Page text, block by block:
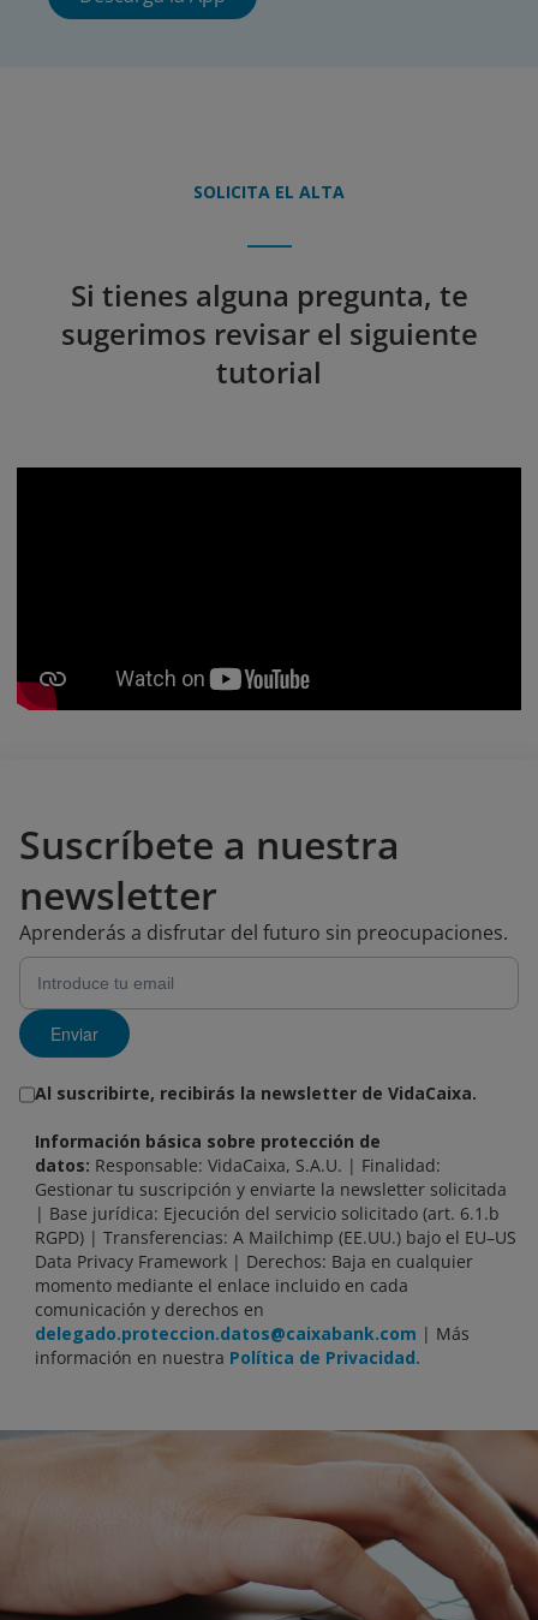
SOLICITA EL ALTA
Si tienes alguna pregunta, te
sugerimos revisar el siguiente
tutorial
Suscríbete a nuestra
newsletter
Aprenderás a disfrutar del futuro sin preocupaciones.
Enviar
Al suscribirte, recibirás la newsletter de VidaCaixa.
Información básica sobre protección de
datos: Responsable: VidaCaixa, S.A.U. | Finalidad:
Gestionar tu suscripción y enviarte la newsletter solicitada
| Base jurídica: Ejecución del servicio solicitado (art. 6.1.b
RGPD) | Transferencias: A Mailchimp (EE.UU.) bajo el EU–US
Data Privacy Framework | Derechos: Baja en cualquier
momento mediante el enlace incluido en cada
comunicación y derechos en
delegado.proteccion.datos@caixabank.com | Más
información en nuestra Política de Privacidad.